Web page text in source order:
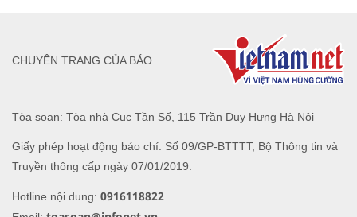
Tòa soạn: Tòa nhà Cục Tần Số, 115 Trần Duy Hưng Hà Nội
Giấy phép hoạt động báo chí: Số 09/GP-BTTTT, Bộ Thông tin và
Truyền thông cấp ngày 07/01/2019.
Hotline nội dung: 0916118822
CHUYÊN TRANG CỦA BÁO